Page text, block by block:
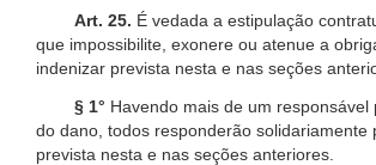
Art. 25. É vedada a estipulação
que impossibilite, exonere ou atenue a
indenizar prevista nesta e nas seções
§ 1° Havendo mais de um responsável
do dano, todos responderão solidariamente
prevista nesta e nas seções anteriores.